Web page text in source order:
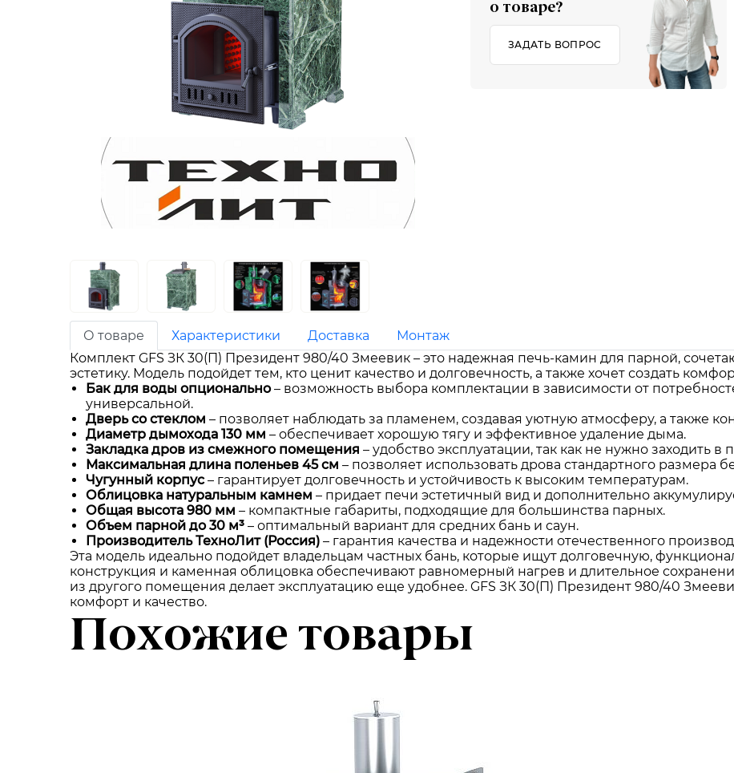
о товаре?
ЗАДАТЬ ВОПРОС
О товаре Характеристики Доставка
Монтаж
Комплект GFS ЗК 30(П) Президент 980/40 Змеевик – это надежная печь-камин для парной,
эстетику. Модель подойдет тем, кто ценит качество и долговечность, а также хочет создать
Бак для воды опционально– возможность выбора комплектации в зависимости от
универсальной.
Дверь со стеклом – позволяет наблюдать за пламенем, создавая уютную атмосферу, а также
Диаметр дымохода 130 мм – обеспечивает хорошую тягу и эффективное удаление дыма.
Закладка дров из смежного помещения – удобство эксплуатации, так как не нужно заходить
Максимальная длина поленьев 45 см – позволяет использовать дрова стандартного размера
Чугунный корпус– гарантирует долговечность и устойчивость к высоким температурам.
Облицовка натуральным камнем – придает печи эстетичный вид и дополнительно
Общая высота 980 мм – компактные габариты, подходящие для большинства парных.
Объем парной до 30 м³ – оптимальный вариант для средних бань и саун.
Производитель ТехноЛит (Россия) – гарантия качества и надежности отечественного
Эта модель идеально подойдет владельцам частных бань, которые ищут долговечную,
конструкция и каменная облицовка обеспечивают равномерный нагрев и длительное
из другого помещения делает эксплуатацию еще удобнее. GFS ЗК 30(П) Президент 980/40
комфорт и качество.
Похожие товары